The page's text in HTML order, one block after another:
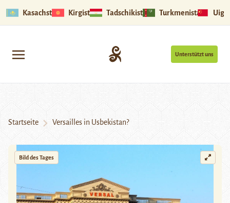
Kasachstan Kirgistan Tadschikistan Turkmenistan
Unterstützt uns
Startseite Versailles in Usbekistan?
Bild des Tages